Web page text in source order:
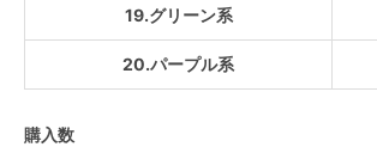
19.グリーン系
20.パープル系
購入数